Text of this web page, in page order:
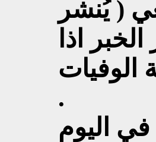
( يُنشر
اذا
.
اليوم